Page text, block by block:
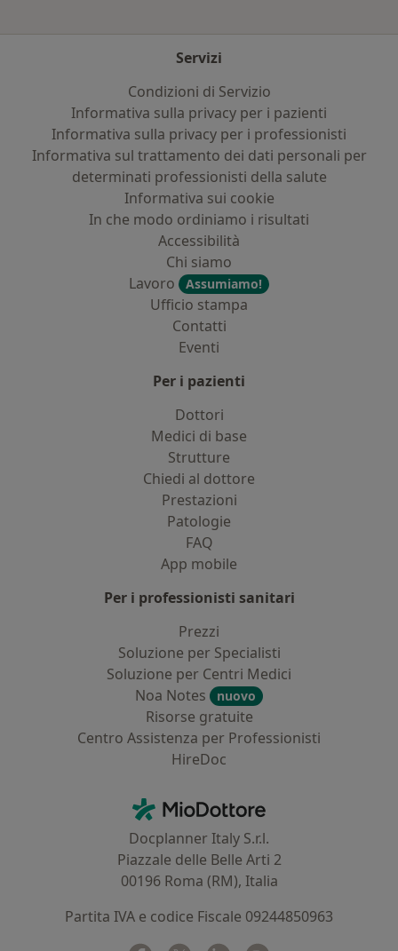
Servizi
Condizioni di Servizio
Informativa sulla privacy per i pazienti
Informativa sulla privacy per i professionisti
Informativa sul trattamento dei dati personali per
determinati professionisti della salute
Informativa sui cookie
In che modo ordiniamo i risultati
Accessibilità
Chi siamo
Lavoro
Assumiamo!
Ufficio stampa
Contatti
Eventi
Per i pazienti
Dottori
Medici di base
Strutture
Chiedi al dottore
Prestazioni
Patologie
FAQ
App mobile
Per i professionisti sanitari
Prezzi
Soluzione per Specialisti
Soluzione per Centri Medici
Noa Notes
nuovo
Risorse gratuite
Centro Assistenza per Professionisti
HireDoc
MioDottore - Homepage
Docplanner Italy S.r.l.
Piazzale delle Belle Arti 2
00196 Roma (RM), Italia
Partita IVA e codice Fiscale 09244850963